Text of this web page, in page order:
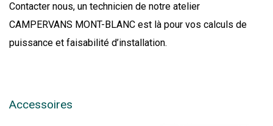
Contacter nous, un technicien de notre atelier
CAMPERVANS MONT-BLANC est là pour vos calculs de
puissance et faisabilité d’installation.
Accessoires